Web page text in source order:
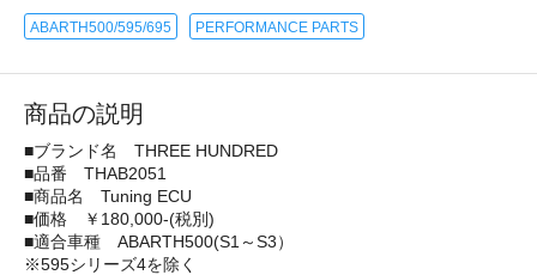
ABARTH500/595/695 PERFORMANCE PARTS
商品の説明
■ブランド名 THREE HUNDRED
■品番 THAB2051
■商品名 Tuning ECU
■価格 ￥180,000-(税別)
■適合車種 ABARTH500(S1～S3）
※595シリーズ4を除く